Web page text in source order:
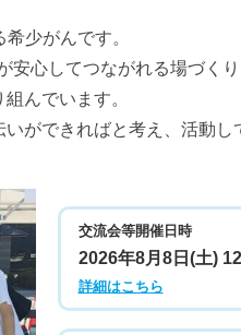
少がんです。
安心してつながれる場づく
んでいます。
ができればと考え、活動し
交流会等開催日時
2026年8月8日(土)
詳細はこちら